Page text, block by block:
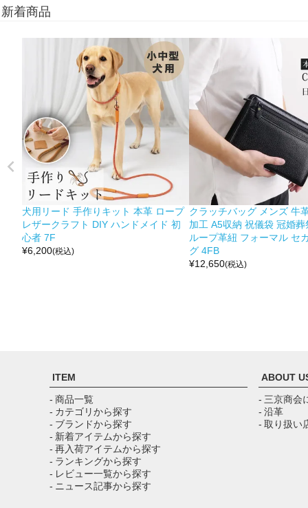
新着商品
犬用リード 手作りキット 本革 ロープ
レザークラフト DIY ハンドメイド 初
心者 7F
¥6,200(税込)
クラッチバッグ メンズ 牛
加工 A5収納 祝儀袋 冠婚
ループ革紐 フォーマル セ
グ 4FB
¥12,650(税込)
ITEM
- 商品一覧
- カテゴリから探す
- ブランドから探す
- 新着アイテムから探す
- 再入荷アイテムから探す
- ランキングから探す
- レビュー一覧から探す
- ニュース記事から探す
ABOUT
- 三京商会
- 沿革
- 取り扱い